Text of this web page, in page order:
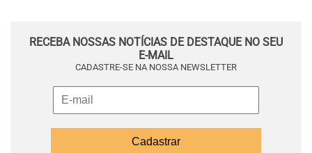
RECEBA NOSSAS NOTÍCIAS DE DESTAQUE NO SEU
E-MAIL
CADASTRE-SE NA NOSSA NEWSLETTER